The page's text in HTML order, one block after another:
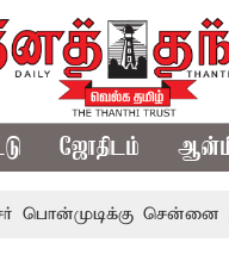
ஜோதிடம்
சென்னை